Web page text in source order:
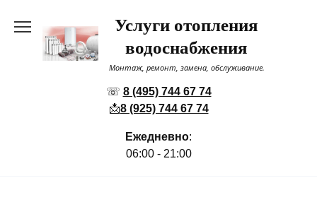
содержанию
Услуги отопления
водоснабжения
Монтаж, ремонт, замена, обслуживание.
☏ 8 (495) 744 67 74
📩8 (925) 744 67 74
Ежедневно:
06:00 - 21:00